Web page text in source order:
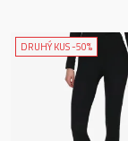
DRUHÝ KUS -50%